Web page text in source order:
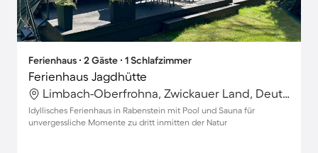
Ferienhaus ∙ 2 Gäste ∙ 1 Schlafzimmer
Ferienhaus Jagdhütte
Limbach-Oberfrohna, Zwickauer Land, Deutschland
Idyllisches Ferienhaus in Rabenstein mit Pool und Sauna für
unvergessliche Momente zu dritt inmitten der Natur